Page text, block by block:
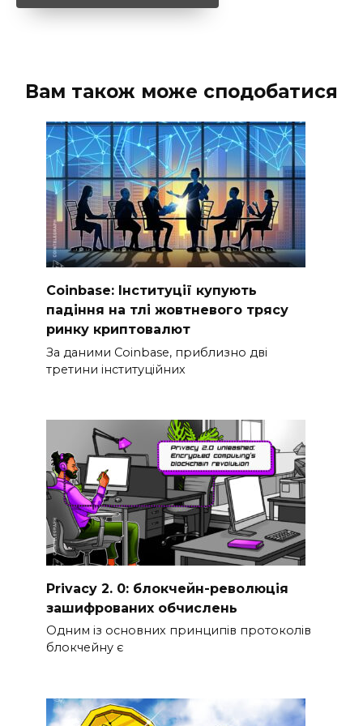
Вам також може сподобатися
Coinbase: Інституції купують
падіння на тлі жовтневого трясу
ринку криптовалют
За даними Coinbase, приблизно дві
третини інституційних
Privacy 2. 0: блокчейн-революція
зашифрованих обчислень
Одним із основних принципів протоколів
блокчейну є